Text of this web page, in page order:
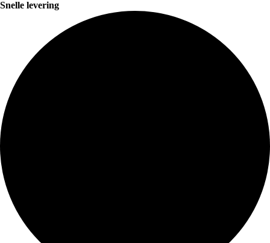
Snelle levering